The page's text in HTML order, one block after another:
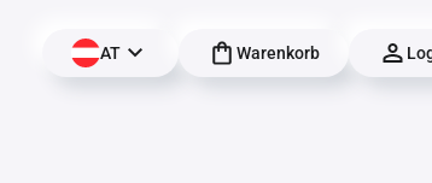
AT Warenkorb